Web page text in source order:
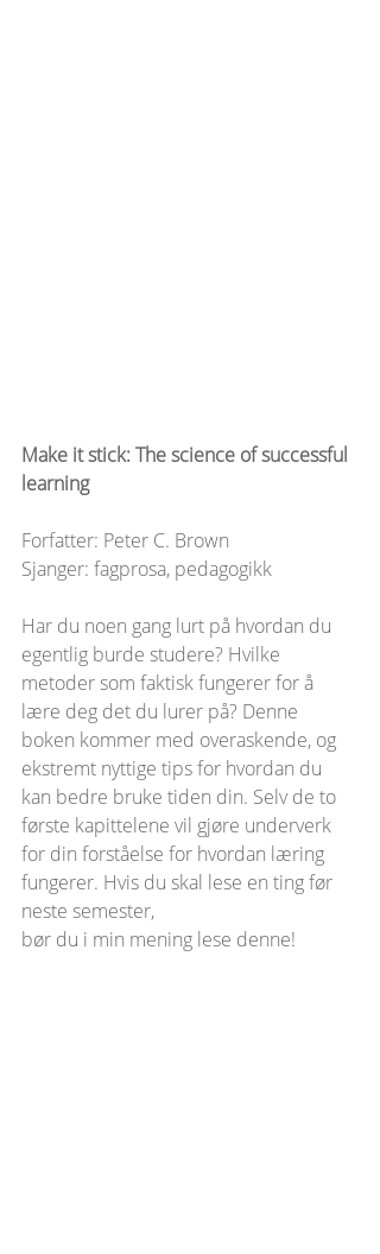
Make it stick: The science of successful
learning
Forfatter: Peter C. Brown
Sjanger: fagprosa, pedagogikk
Har du noen gang lurt på hvordan du
egentlig burde studere? Hvilke
metoder som faktisk fungerer for å
lære deg det du lurer på? Denne
boken kommer med overaskende, og
ekstremt nyttige tips for hvordan du
kan bedre bruke tiden din. Selv de to
første kapittelene vil gjøre underverk
for din forståelse for hvordan læring
fungerer. Hvis du skal lese en ting før
neste semester,
bør du i min mening lese denne!